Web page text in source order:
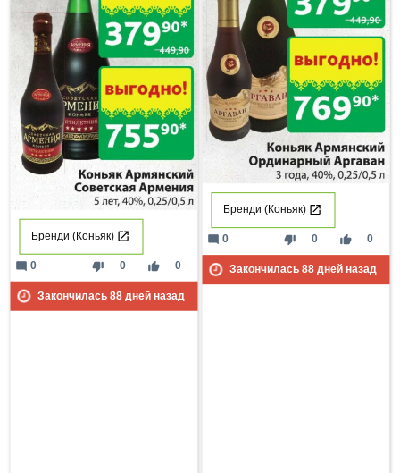
Бренди (Коньяк)
thumb_down 0 thumb_up 0
mode_comment 0
Закончилась 88дней назад
Бренди (Коньяк)
thumb_down 0 thumb_up 0
mode_comment 0
Закончилась 88дней назад